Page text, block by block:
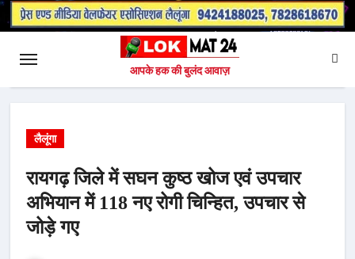
आपके हक की बुलंद आवाज़
लैलूंगा
रायगढ़ जिले में सघन कुष्ठ खोज एवं उपचार
अभियान में 118 नए रोगी चिन्हित, उपचार से
जोड़े गए